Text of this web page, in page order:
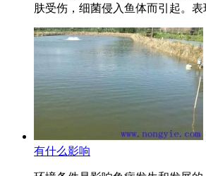
肤受伤，细菌侵入鱼体而引起。表
有什么影响